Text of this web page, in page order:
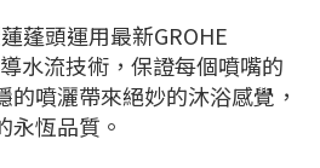
蓬頭運用最新GROHE
水流技術，保證每個噴嘴的
噴灑帶來絕妙的沐浴感覺，
永恆品質。